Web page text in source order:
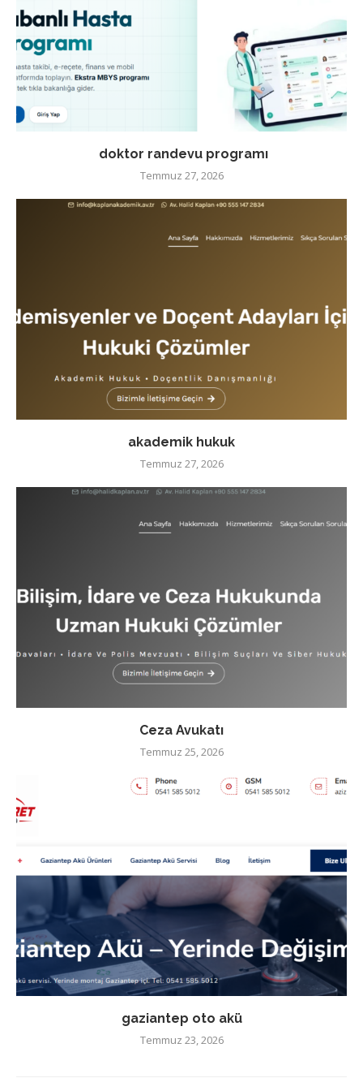
doktor randevu programı
Temmuz 27, 2026
akademik hukuk
Temmuz 27, 2026
Ceza Avukatı
Temmuz 25, 2026
gaziantep oto akü
Temmuz 23, 2026